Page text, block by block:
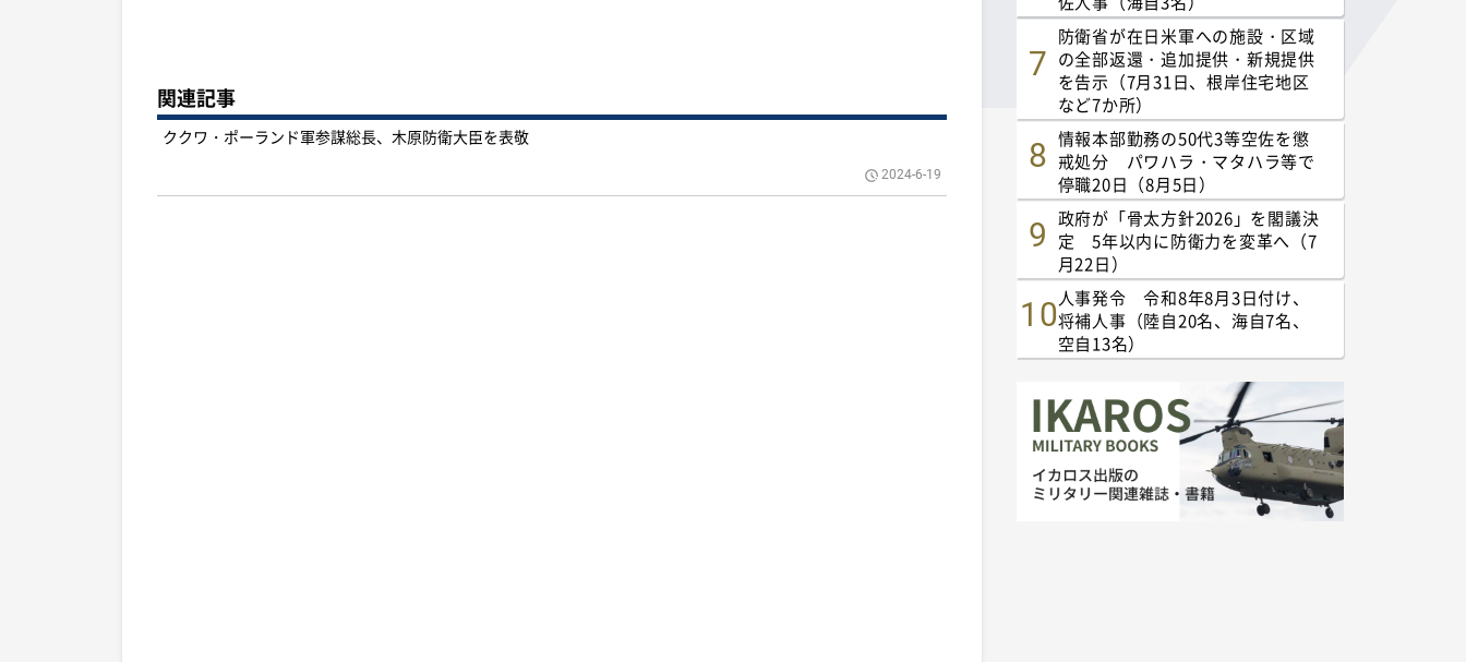
防衛省が在日米軍への施設・区域
の全部返還・追加提供・新規提供
を告示（7月31日、根岸住宅地区
など7か所）
情報本部勤務の50代3等空佐を懲
戒処分 パワハラ・マタハラ等で
停職20日（8月5日）
政府が「骨太方針2026」を閣議決
定 5年以内に防衛力を変革へ（7
月22日）
人事発令 令和8年8月3日付け、
将補人事（陸自20名、海自7名、
空自13名）
関連記事
ククワ・ポーランド軍参謀総長、木原防衛大臣を表敬
2024-6-19